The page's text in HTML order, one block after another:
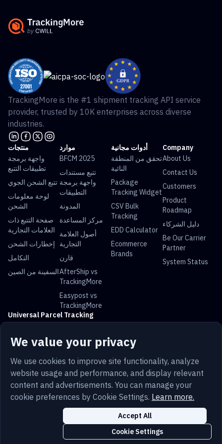
We value your privacy
We use cookies to improve site functionality, analyze
website usage and performance, and display relevant
content and advertisements. You can manage your
cookie preferences by Cookie Settings. Learn more.
Cookie Settings
Accept All
TrackingMore is the #1 shipment tracking API service
provider, trusted by 10K enterprises across diverse
industries.
منتجات
واجهة برمجة
تطبيقات التتبع
تتبع الشحن الجوي
لوحة معلومات
الشحن
صفحة التتبع ذات
العلامات التجارية
إخطارات الشحن
التكامل
السفينة من الصين
موارد
BFCM 2025
تتبع مستندات
واجهة برمجة
التطبيقات
المدونة
مركز المساعدة
أصول العلامة
التجارية
قارن
AfterShip vs
TrackingMore
Easypost vs
TrackingMore
أدوات مجانية
تحقق من المنطقة
النائية
Package
Tracking Widget
CSV Bulk
Tracking
EDD Calculator
Ecommerce
Brands
Company
About Us
Contact Us
Customers
Product
Roadmap
دليل الشركاء
Be Our Carrier
Partner
System Status
Universal Parcel Tracking
China Post
Royal Mail
Yun Express
Privacy حماية
Trust
إعدادات ملفات تعريف الارتباط
Copyright © 2014-2026 TrackingMore. All Rights Reserved.